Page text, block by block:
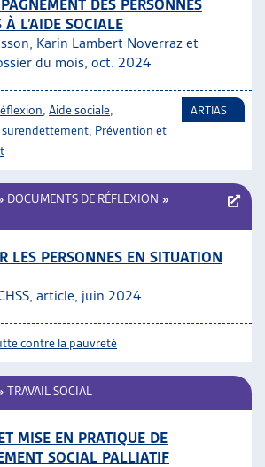
DES PERSONNES
À L’AIDE SOCIALE
Karin Lambert Noverraz et
du mois, oct. 2024
Aide sociale
Prévention et
ARTIAS
DOCUMENTS DE RÉFLEXION »
LES PERSONNES EN SITUATION
article, juin 2024
contre la pauvreté
TRAVAIL SOCIAL
MISE EN PRATIQUE DE
SOCIAL PALLIATIF